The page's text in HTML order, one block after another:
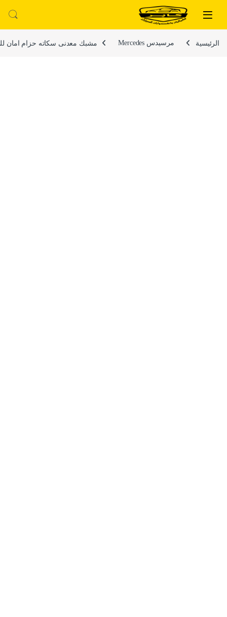
تخطي إلى المحتوى
الرئيسية مرسيدس Mercedes مشبك معدنى سكاته حزام امان